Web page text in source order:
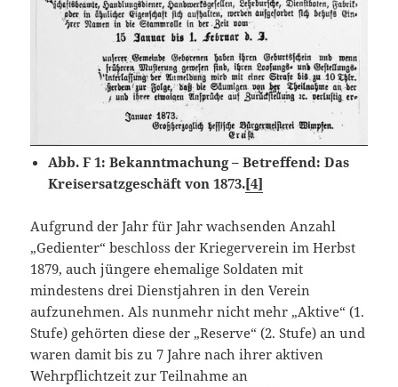
Abb. F 1: Bekanntmachung – Betreffend: Das
Kreisersatzgeschäft von 1873.[4]
Aufgrund der Jahr für Jahr wachsenden Anzahl
„Gedienter“ beschloss der Kriegerverein im Herbst
1879, auch jüngere ehemalige Soldaten mit
mindestens drei Dienstjahren in den Verein
aufzunehmen. Als nunmehr nicht mehr „Aktive“ (1.
Stufe) gehörten diese der „Reserve“ (2. Stufe) an und
waren damit bis zu 7 Jahre nach ihrer aktiven
Wehrpflichtzeit zur Teilnahme an